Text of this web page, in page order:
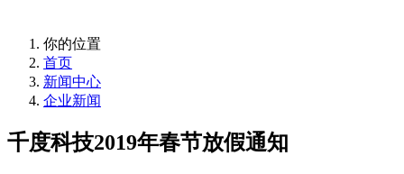
你的位置
首页
新闻中心
企业新闻
千度科技2019年春节放假通知